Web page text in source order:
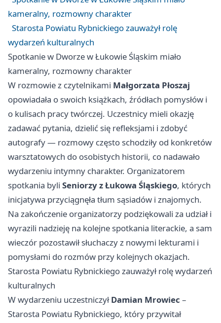
kameralny, rozmowny charakter
Starosta Powiatu Rybnickiego zauważył rolę
wydarzeń kulturalnych
Spotkanie w Dworze w Łukowie Śląskim miało
kameralny, rozmowny charakter
W rozmowie z czytelnikami Małgorzata Płoszaj
opowiadała o swoich książkach, źródłach pomysłów i
o kulisach pracy twórczej. Uczestnicy mieli okazję
zadawać pytania, dzielić się refleksjami i zdobyć
autografy — rozmowy często schodziły od konkretów
warsztatowych do osobistych historii, co nadawało
wydarzeniu intymny charakter. Organizatorem
spotkania byli Seniorzy z Łukowa Śląskiego, których
inicjatywa przyciągnęła tłum sąsiadów i znajomych.
Na zakończenie organizatorzy podziękowali za udział i
wyrazili nadzieję na kolejne spotkania literackie, a sam
wieczór pozostawił słuchaczy z nowymi lekturami i
pomysłami do rozmów przy kolejnych okazjach.
Starosta Powiatu Rybnickiego zauważył rolę wydarzeń
kulturalnych
W wydarzeniu uczestniczyłDamian Mrowiec –
Starosta Powiatu Rybnickiego, który przywitał